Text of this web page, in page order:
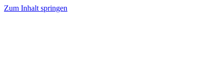
Zum Inhalt springen